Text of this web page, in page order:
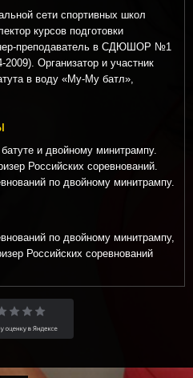
сети спортивных школ
курсов подготовки
преподаватель в СДЮШОР №1
Организатор и участник
в воду «Му-Му батл»,
и двойному минитрампу.
Российских соревнований.
по двойному минитрампу.
по двойному минитрампу,
Российских соревнований